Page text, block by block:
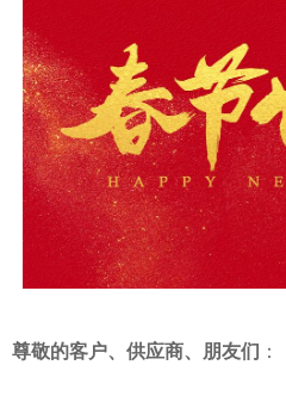
尊敬的客户、供应商、朋友们 ：